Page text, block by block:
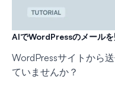
AIでWordPressのメール
WordPressサイトから
ていませんか？